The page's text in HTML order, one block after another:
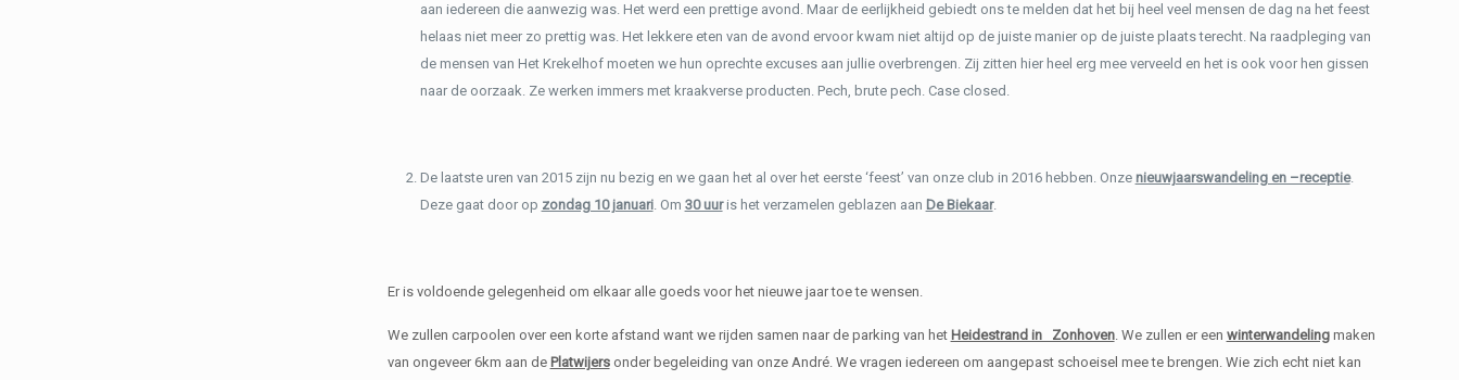
aan iedereen die aanwezig was. Het werd een prettige avond. Maar de eerlijkheid gebiedt ons te melden dat het bij heel veel mensen de dag na het feest
helaas niet meer zo prettig was. Het lekkere eten van de avond ervoor kwam niet altijd op de juiste manier op de juiste plaats terecht. Na raadpleging van
de mensen van Het Krekelhof moeten we hun oprechte excuses aan jullie overbrengen. Zij zitten hier heel erg mee verveeld en het is ook voor hen gissen
naar de oorzaak. Ze werken immers met kraakverse producten. Pech, brute pech. Case closed.
De laatste uren van 2015 zijn nu bezig en we gaan het al over het eerste ‘feest’ van onze club in 2016 hebben. Onze nieuwjaarswandeling en –receptie.
Deze gaat door op zondag 10 januari. Om 30 uuris het verzamelen geblazen aan De Biekaar.
Er is voldoende gelegenheid om elkaar alle goeds voor het nieuwe jaar toe te wensen.
We zullen carpoolen over een korte afstand want we rijden samen naar de parking van het Heidestrand in Zonhoven. We zullen er een winterwandelingmaken
van ongeveer 6km aan de Platwijersonder begeleiding van onze André. We vragen iedereen om aangepast schoeisel mee te brengen. Wie zich echt niet kan